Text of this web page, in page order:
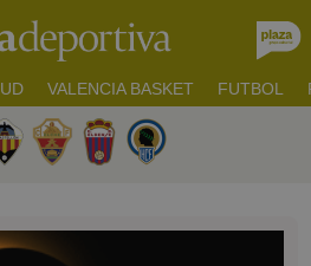
VALENCIA BASKET FUTBOL